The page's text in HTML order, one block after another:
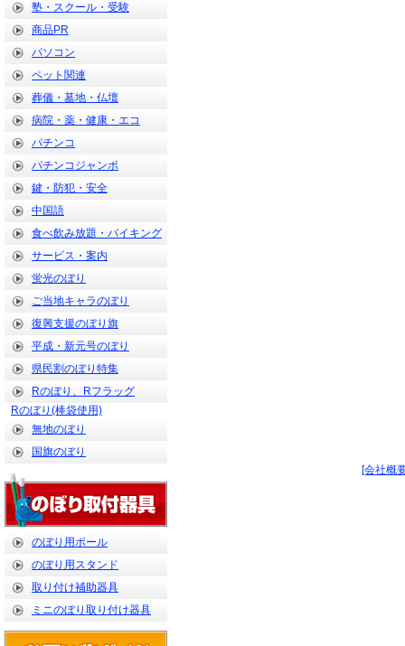
塾・スクール・受験
商品PR
パソコン
ペット関連
葬儀・墓地・仏壇
病院・薬・健康・エコ
パチンコ
パチンコジャンボ
鍵・防犯・安全
中国語
食べ飲み放題・バイキング
サービス・案内
蛍光のぼり
ご当地キャラのぼり
復興支援のぼり旗
平成・新元号のぼり
県民割のぼり特集
Rのぼり、Rフラッグ
Rのぼり(棒袋使用)
無地のぼり
国旗のぼり
のぼり用ポール
のぼり用スタンド
取り付け補助器具
ミニのぼり取り付け器具
[会社概